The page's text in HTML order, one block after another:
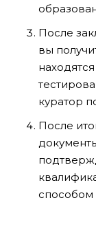
После
вы
куратор
После
способом